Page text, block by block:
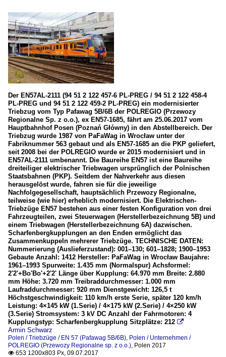
Der EN57AL-2111 (94 51 2 122 457-6 PL-PREG / 94 51 2 122 458-4
PL-PREG und 94 51 2 122 459-2 PL-PREG) ein modernisierter
Triebzug vom Typ Pafawag 5B/6B der POLREGIO (Przewozy
Regionalne Sp. z o.o.), ex EN57-1685, fährt am 25.06.2017 vom
Hauptbahnhof Posen (Poznań Główny) in den Abstellbereich. Der
Triebzug wurde 1987 von PaFaWag in Wrocław unter der
Fabriknummer 563 gebaut und als EN57-1685 an die PKP geliefert,
seit 2008 bei der POLREGIO wurde er 2015 modernisiert und in
EN57AL-2111 umbenannt. Die Baureihe EN57 ist eine Baureihe
dreiteiliger elektrischer Triebwagen ursprünglich der Polnischen
Staatsbahnen (PKP). Seitdem der Nahverkehr aus diesen
herausgelöst wurde, fahren sie für die jeweilige
Nachfolgegesellschaft, hauptsächlich Przewozy Regionalne,
teilweise (wie hier) erheblich modernisiert. Die Elektrischen-
Triebzüge EN57 bestehen aus einer festen Konfiguration von drei
Fahrzeugteilen, zwei Steuerwagen (Herstellerbezeichnung 5B) und
einem Triebwagen (Herstellerbezeichnung 6A) dazwischen.
Scharfenbergkupplungen an den Enden ermöglicht das
Zusammenkuppeln mehrerer Triebzüge. TECHNISCHE DATEN:
Nummerierung (Auslieferzustand): 001–130; 601–1828; 1900–1953
Gebaute Anzahl: 1412 Hersteller: PaFaWag in Wrocław Baujahre:
1961–1993 Spurweite: 1.435 mm (Normalspur) Achsformel:
2'2'+Bo'Bo'+2'2' Länge über Kupplung: 64.970 mm Breite: 2.880
mm Höhe: 3.720 mm Treibraddurchmesser: 1.000 mm
Laufraddurchmesser: 920 mm Dienstgewicht: 126,5 t
Höchstgeschwindigkeit: 110 km/h erste Serie, später 120 km/h
Leistung: 4×145 kW (1.Serie) / 4×175 kW (2.Serie) / 4×250 kW
(3.Serie) Stromsystem: 3 kV DC Anzahl der Fahrmotoren: 4
Kupplungstyp: Scharfenbergkupplung Sitzplätze: 212 
Armin Schwarz
Polen / Triebzüge / EN 57 (Pafawag 5B/6B), Polen / Unternehmen /
POLREGIO (Przewozy Regionalne sp. z o.o.), Polen 2017
 653 1200x803 Px, 09.07.2017